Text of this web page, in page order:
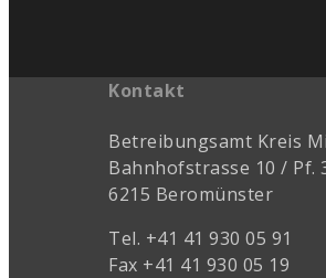
Kontakt
Betreibungsamt Kreis
Bahnhofstrasse 10 / Pf.
6215 Beromünster
Tel. +41 41 930 05 91
Fax +41 41 930 05 19